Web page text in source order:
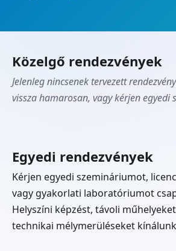
Közelgő rendezvények
Jelenleg nincsenek tervezett
vissza hamarosan, vagy kérjen egyedi
Egyedi rendezvények
Kérjen egyedi szemináriumot,
vagy gyakorlati laboratóriumot
Helyszíni képzést, távoli
technikai mélymerüléseket